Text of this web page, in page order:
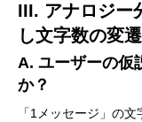
III. アナロジー
し文字数の変遷
A. ユーザーの仮
か？
「1メッセージ」の